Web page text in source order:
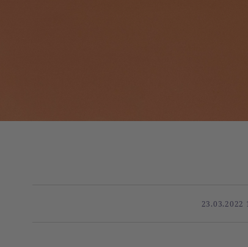
23.03.2022